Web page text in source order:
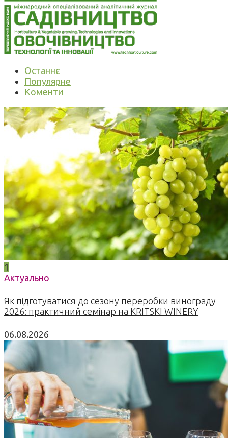
Останнє
Популярне
Коменти
1
Актуально
Як підготуватися до сезону переробки винограду
2026: практичний семінар на KRITSKI WINERY
06.08.2026